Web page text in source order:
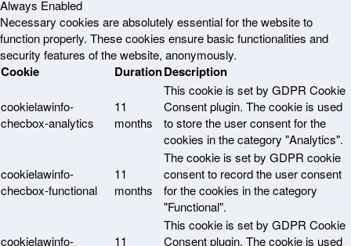
Always Enabled
Necessary cookies are absolutely essential for the website to
function properly. These cookies ensure basic functionalities and
security features of the website, anonymously.
Cookie DurationDescription
cookielawinfo-
checbox-analytics
11
months
This cookie is set by GDPR Cookie
Consent plugin. The cookie is used
to store the user consent for the
cookies in the category "Analytics".
cookielawinfo-
checbox-functional
11
months
The cookie is set by GDPR cookie
consent to record the user consent
for the cookies in the category
"Functional".
cookielawinfo-
11
This cookie is set by GDPR Cookie
Consent plugin. The cookie is used